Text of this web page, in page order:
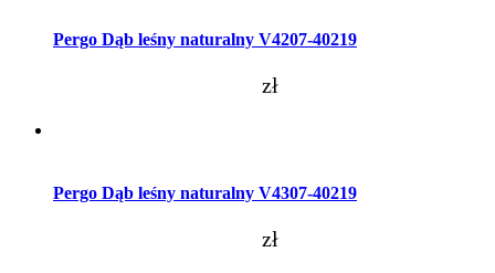
Pergo Dąb leśny naturalny V4207-40219
zł
Pergo Dąb leśny naturalny V4307-40219
zł